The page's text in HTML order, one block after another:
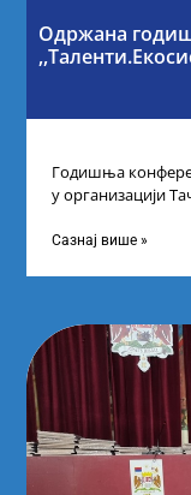
Одржана
Годишња
у организацији
Сазнај више »